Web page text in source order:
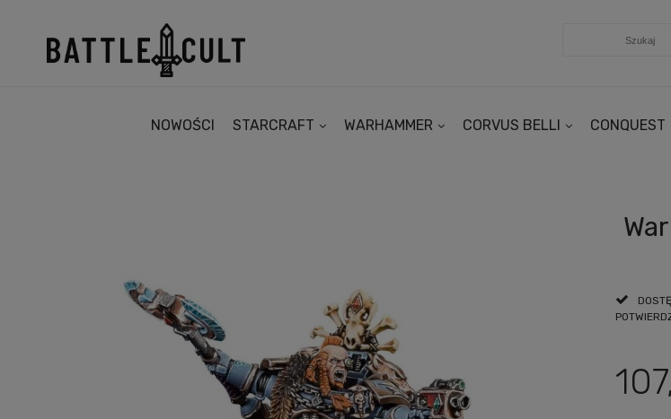
NOWOŚCI STARCRAFT WARHAMMER CORVUS BELLI CONQUEST